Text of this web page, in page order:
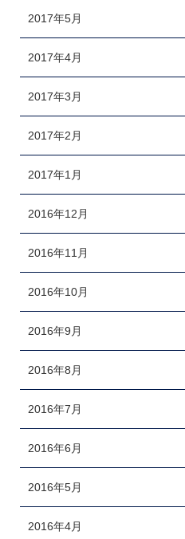
2017年5月
2017年4月
2017年3月
2017年2月
2017年1月
2016年12月
2016年11月
2016年10月
2016年9月
2016年8月
2016年7月
2016年6月
2016年5月
2016年4月